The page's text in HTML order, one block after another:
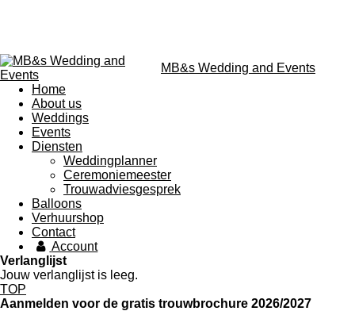
MB&s Wedding and Events
Home
About us
Weddings
Events
Diensten
Weddingplanner
Ceremoniemeester
Trouwadviesgesprek
Balloons
Verhuurshop
Contact
Account
Verlanglijst
Jouw verlanglijst is leeg.
TOP
Aanmelden voor de gratis trouwbrochure 2026/2027